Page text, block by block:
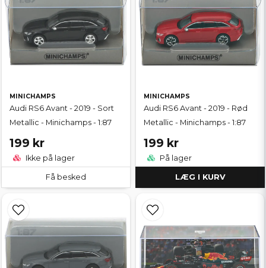
MINICHAMPS
Audi RS6 Avant - 2019 - Sort
Metallic - Minichamps - 1:87
199 kr
Ikke på lager
Få besked
MINICHAMPS
Audi RS6 Avant - 2019 - Rød
Metallic - Minichamps - 1:87
199 kr
På lager
LÆG I KURV